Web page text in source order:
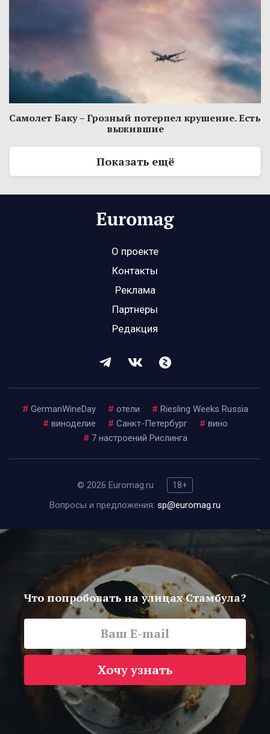
Самолет Баку – Грозный потерпел крушение. Есть
выжившие
Показать ещё
О проекте
Контакты
Реклама
Партнеры
Редакция
# GermanWineDay # отели # Riesling Weeks Russia
# виноделие # Санкт-Петербург # вино
# 7 настроений Рислинга
© 2026 Euromag.ru
18+
Вопросы и предложения: sp@euromag.ru
Что попробовать на улицах Стамбула?
Хочу узнать